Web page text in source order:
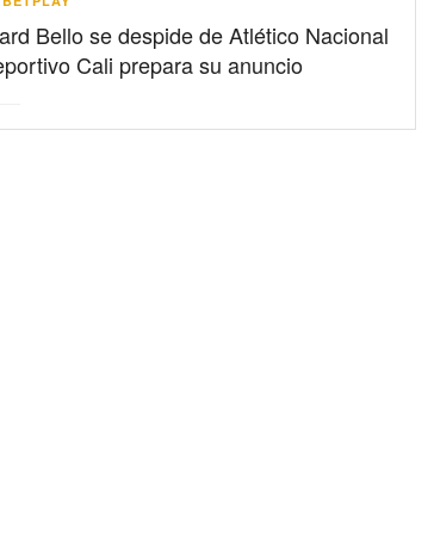
Bello se despide de Atlético Nacional
Cali prepara su anuncio